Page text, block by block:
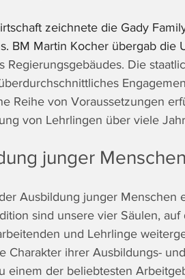
zeichnete die Gady
BM Martin Kocher übergab die
Regierungsgebäudes. Die
Reihe von Voraussetzungen
von Lehrlingen über viele
junger
Ausbildung junger Menschen
sind unsere vier Säulen,
und Lehrlinge
Charakter ihrer Ausbildungs- und
einem der beliebtesten